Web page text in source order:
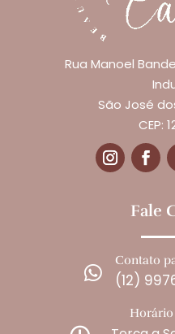
Rua Manoel
São José
CEP:
Fale

Contato
(12)